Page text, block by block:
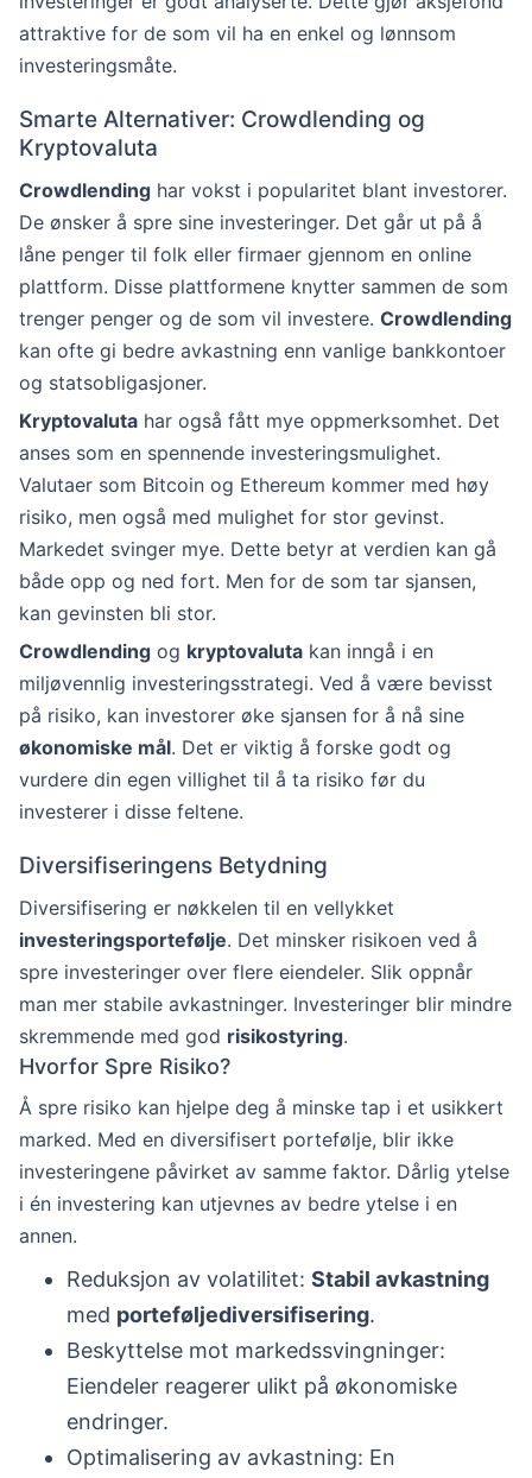
attraktive for de som vil ha en enkel og lønnsom
investeringsmåte.
Smarte Alternativer: Crowdlending og
Kryptovaluta
Crowdlending har vokst i popularitet blant investorer.
De ønsker å spre sine investeringer. Det går ut på å
låne penger til folk eller firmaer gjennom en online
plattform. Disse plattformene knytter sammen de som
trenger penger og de som vil investere. Crowdlending
kan ofte gi bedre avkastning enn vanlige bankkontoer
og statsobligasjoner.
Kryptovaluta har også fått mye oppmerksomhet. Det
anses som en spennende investeringsmulighet.
Valutaer som Bitcoin og Ethereum kommer med høy
risiko, men også med mulighet for stor gevinst.
Markedet svinger mye. Dette betyr at verdien kan gå
både opp og ned fort. Men for de som tar sjansen,
kan gevinsten bli stor.
Crowdlending og kryptovaluta kan inngå i en
miljøvennlig investeringsstrategi. Ved å være bevisst
på risiko, kan investorer øke sjansen for å nå sine
økonomiske mål. Det er viktig å forske godt og
vurdere din egen villighet til å ta risiko før du
investerer i disse feltene.
Diversifiseringens Betydning
Diversifisering er nøkkelen til en vellykket
investeringsportefølje. Det minsker risikoen ved å
spre investeringer over flere eiendeler. Slik oppnår
man mer stabile avkastninger. Investeringer blir mindre
skremmende med god risikostyring.
Hvorfor Spre Risiko?
Å spre risiko kan hjelpe deg å minske tap i et usikkert
marked. Med en diversifisert portefølje, blir ikke
investeringene påvirket av samme faktor. Dårlig ytelse
i én investering kan utjevnes av bedre ytelse i en
annen.
Reduksjon av volatilitet: Stabil avkastning
med porteføljediversifisering.
Beskyttelse mot markedssvingninger:
Eiendeler reagerer ulikt på økonomiske
endringer.
Optimalisering av avkastning: En